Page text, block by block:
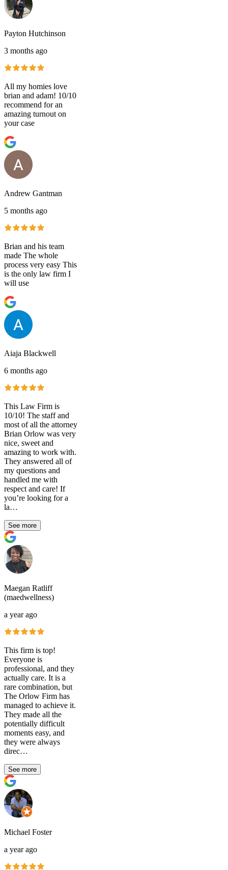
Payton Hutchinson
3 months ago
All my homies love
brian and adam! 10/10
recommend for an
amazing turnout on
your case
Andrew Gantman
5 months ago
Brian and his team
made The whole
process very easy This
is the only law firm I
will use
Aiaja Blackwell
6 months ago
This Law Firm is
10/10! The staff and
most of all the attorney
Brian Orlow was very
nice, sweet and
amazing to work with.
They answered all of
my questions and
handled me with
respect and care! If
you’re looking for a
la…
See more
Maegan Ratliff
(maedwellness)
a year ago
This firm is top!
Everyone is
professional, and they
actually care. It is a
rare combination, but
The Orlow Firm has
managed to achieve it.
They made all the
potentially difficult
moments easy, and
they were always
direc…
See more
Michael Foster
a year ago